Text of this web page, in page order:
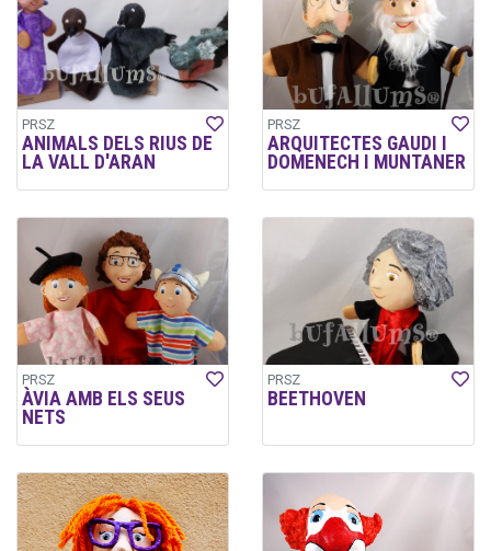
PRSZ
ANIMALS DELS RIUS DE
LA VALL D'ARAN
PRSZ
ARQUITECTES GAUDI I
DOMENECH I MUNTANER
PRSZ
ÀVIA AMB ELS SEUS
NETS
PRSZ
BEETHOVEN